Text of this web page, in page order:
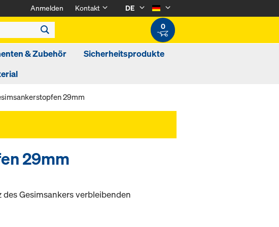
Anmelden Kontakt
DE
0
& Zubehör
Sicherheitsprodukte
29mm
29mm
Gesimsankers verbleibenden